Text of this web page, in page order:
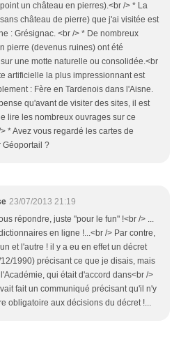
un château en pierres).<br /> * La
château de pierre) que j'ai visitée est
: Grésignac. <br /> * De nombreux
pierre (devenus ruines) ont été
une motte naturelle ou consolidée.<br
artificielle la plus impressionnant est
: Fère en Tardenois dans l'Aisne.
qu'avant de visiter des sites, il est
lire les nombreux ouvrages sur ce
* Avez vous regardé les cartes de
Géoportail ?
23/07/2013 21:19
répondre, juste "pour le fun" !<br /> ...
en ligne !...<br /> Par contre,
et l'autre ! il y a eu en effet un décret
1990) précisant ce que je disais, mais
qui était d'accord dans<br />
fait un communiqué précisant qu'il n'y
obligatoire aux décisions du décret !...